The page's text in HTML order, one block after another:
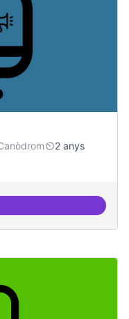
2 anys
d'ILPs